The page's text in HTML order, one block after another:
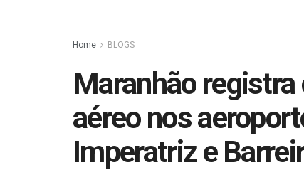
Home BLOGS
Maranhão
aéreo nos
Imperatriz e